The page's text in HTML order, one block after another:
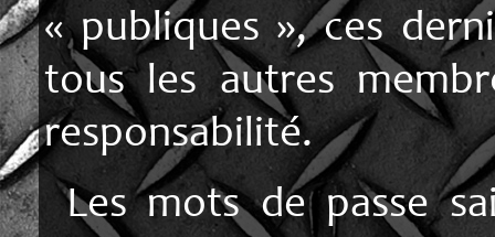
« publiques », ces
tous les autres
responsabilité.
Les mots de passe